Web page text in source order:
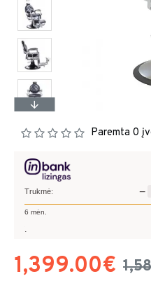
Paremta 0
1,399.00€
Trukmė: −
6 mėn.